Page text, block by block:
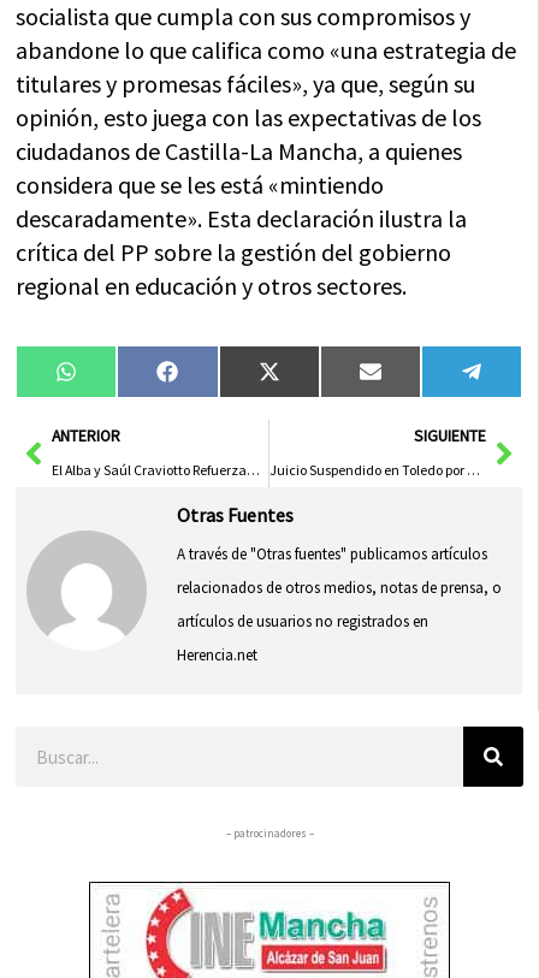
socialista que cumpla con sus compromisos y
abandone lo que califica como «una estrategia de
titulares y promesas fáciles», ya que, según su
opinión, esto juega con las expectativas de los
ciudadanos de Castilla-La Mancha, a quienes
considera que se les está «mintiendo
descaradamente». Esta declaración ilustra la
crítica del PP sobre la gestión del gobierno
regional en educación y otros sectores.
Compartir
en
WhatsAppCompartir
en
FacebookCompartir
en
X
(Twitter)
Compartir
en
Email
en
AntANTERIOR
El Alba y Saúl Craviotto Refuerzan Lazos de Amistad en la Feria de Albacete
SIGUIENTE
Juicio Suspendido en Toledo por Explotación Sexual de Ciudadanos Colombianos
Otras Fuentes
A través de "Otras fuentes" publicamos artículos
relacionados de otros medios, notas de prensa, o
artículos de usuarios no registrados en
Herencia.net
– patrocinadores –